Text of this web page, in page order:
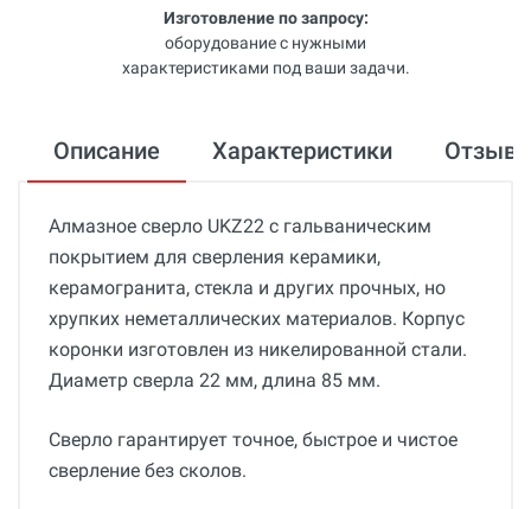
Изготовление по запросу:
оборудование с нужными
характеристиками под ваши задачи.
Описание Характеристики
Алмазное сверло UKZ22 с гальваническим
покрытием для сверления керамики,
керамогранита, стекла и других прочных, но
хрупких неметаллических материалов. Корпус
коронки изготовлен из никелированной стали.
Диаметр сверла 22 мм, длина 85 мм.
Сверло гарантирует точное, быстрое и чистое
сверление без сколов.